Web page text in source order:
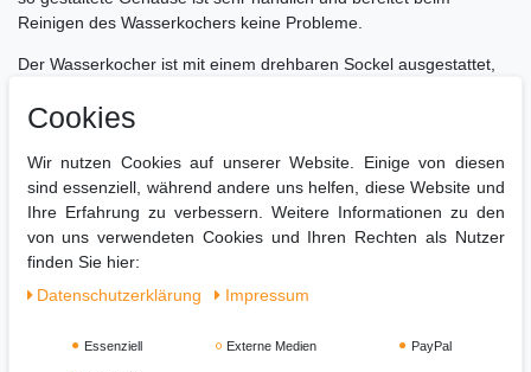
Reinigen des Wasserkochers keine Probleme.
Der Wasserkocher ist mit einem drehbaren Sockel ausgestattet,
Fall erleichtert.
Linkshänder werden es zu schätzen wissen, was für die
Handhabung eines solchen Kesselmodells wesentlich bequemer
ist.
Der Knopf zum Öffnen des Deckels an einer sichtbaren Stelle
macht ein unangenehmes Eingießen von Wasser überflüssig.
Sauberkeit im Wasserkocher.
Cookies
Wir nutzen Cookies auf unserer Website. Einige von diesen
sind essenziell, während andere uns helfen, diese Website und
Ihre Erfahrung zu verbessern. Weitere Informationen zu den
von uns verwendeten Cookies und Ihren Rechten als Nutzer
finden Sie hier:
Daten­schutz­erklärung
Impressum
Essenziell Externe Medien PayPal